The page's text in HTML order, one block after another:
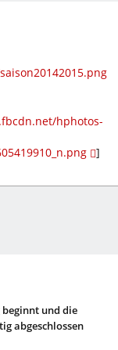
hphotos-
]
und die
abgeschlossen